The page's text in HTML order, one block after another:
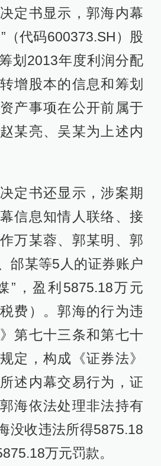
定书显示，郭海内幕
（代码600373.SH）股
划2013年度利润分配
增股本的信息和筹划
产事项在公开前属于
某亮、吴某为上述内
定书还显示，涉案期
信息知情人联络、接
万某蓉、郭某明、郭
邰某等5人的证券账户
”，盈利5875.18万元
费）。郭海的行为违
第七十三条和第七十
定，构成《证券法》
述内幕交易行为，证
海依法处理非法持有
没收违法所得5875.18
万元罚款。